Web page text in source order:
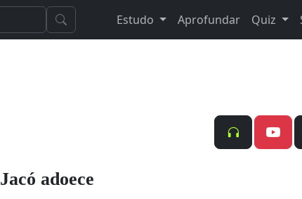
Estudo Aprofundar Quiz
Jacó adoece